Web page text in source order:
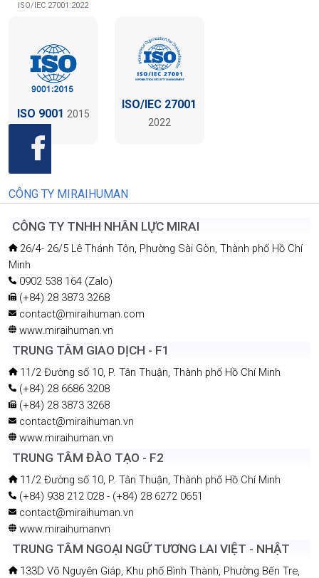
ISO/IEC 27001:2022
ISO 9001 2015
ISO/IEC 27001
2022
CÔNG TY MIRAIHUMAN
CÔNG TY TNHH NHÂN LỰC MIRAI
26/4- 26/5 Lê Thánh Tôn, Phường Sài Gòn, Thành phố Hồ Chí
Minh
0902 538 164 (Zalo)
(+84) 28 3873 3268
contact@miraihuman.com
www.miraihuman.vn
TRUNG TÂM GIAO DỊCH - F1
11/2 Đường số 10, P. Tân Thuận, Thành phố Hồ Chí Minh
(+84) 28 6686 3208
(+84) 28 3873 3268
contact@miraihuman.vn
www.miraihuman.vn
TRUNG TÂM ĐÀO TẠO - F2
11/2 Đường số 10, P. Tân Thuận, Thành phố Hồ Chí Minh
(+84) 938 212 028 - (+84) 28 6272 0651
contact@miraihuman.vn
www.miraihumanvn
TRUNG TÂM NGOẠI NGỮ TƯƠNG LAI VIỆT - NHẬT
133D Võ Nguyên Giáp, Khu phố Bình Thành, Phường Bến Tre,